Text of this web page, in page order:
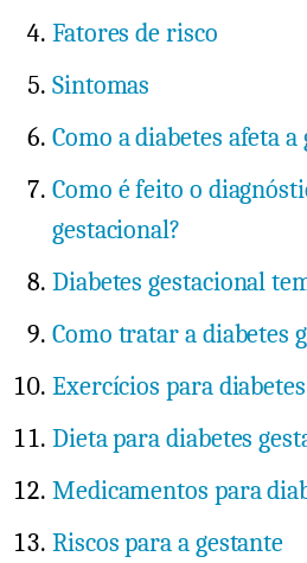
Fatores de risco
Sintomas
Como a diabetes afeta a
Como é feito o
gestacional?
Diabetes gestacional
Como tratar a diabetes
Exercícios para
Dieta para diabetes
Medicamentos para
Riscos para a gestante